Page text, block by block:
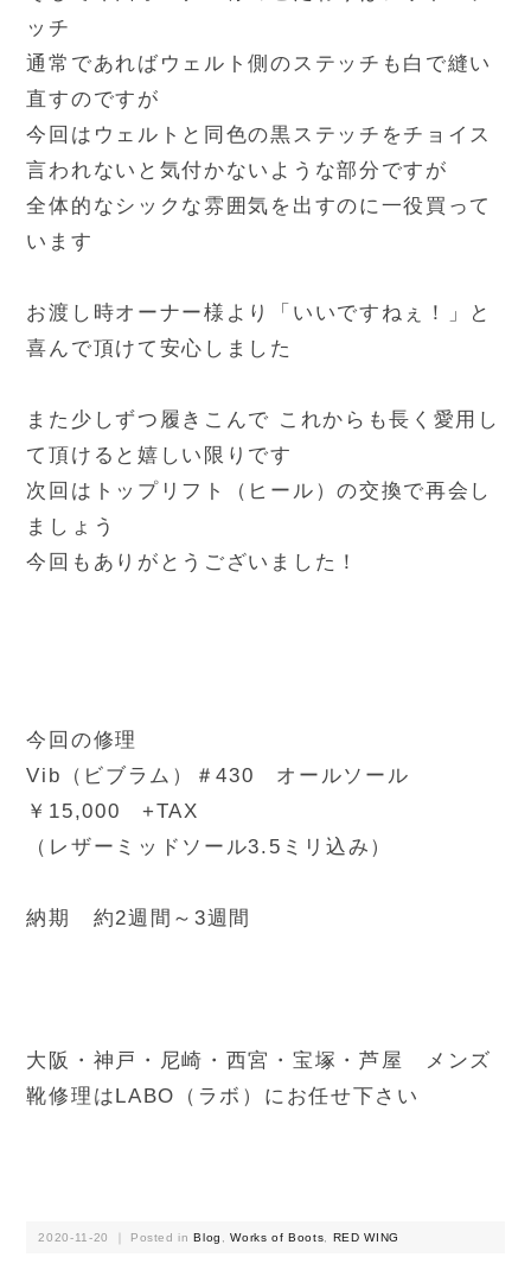
ッチ
通常であればウェルト側のステッチも白で縫い
直すのですが
今回はウェルトと同色の黒ステッチをチョイス
言われないと気付かないような部分ですが
全体的なシックな雰囲気を出すのに一役買って
います
お渡し時オーナー様より「いいですねぇ！」と
喜んで頂けて安心しました
また少しずつ履きこんで これからも長く愛用し
て頂けると嬉しい限りです
次回はトップリフト（ヒール）の交換で再会し
ましょう
今回もありがとうございました！
今回の修理
Vib（ビブラム）＃430 オールソール
￥15,000 +TAX
（レザーミッドソール3.5ミリ込み）
納期 約2週間～3週間
大阪・神戸・尼崎・西宮・宝塚・芦屋 メンズ
靴修理はLABO（ラボ）にお任せ下さい
2020-11-20 ｜ Posted inBlog ,Works of Boots RED WING